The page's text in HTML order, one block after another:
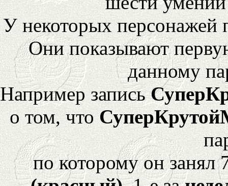
У некоторых персонажей
Они показывают
данному
Например запись
о том, что
по которому он